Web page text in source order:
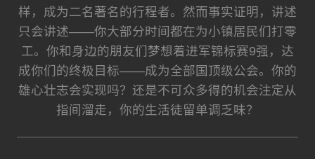
样，成为二名著名的行程者。然而事实证明，讲述
只会讲述——你大部分时间都在为小镇居民们打零
工。你和身边的朋友们梦想着进军锦标赛9强，达
成你们的终极目标——成为全部国顶级公会。你的
雄心壮志会实现吗？还是不可众多得的机会注定从
指间溜走，你的生活徒留单调乏味？